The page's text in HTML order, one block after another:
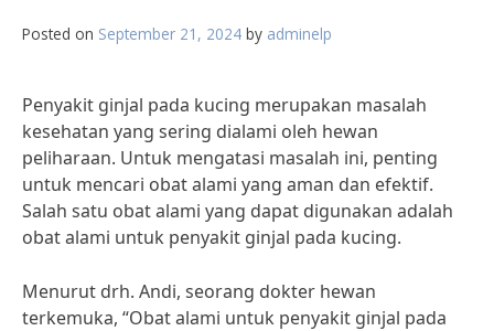
Posted on September 21, 2024 by adminelp
Penyakit ginjal pada kucing merupakan masalah
kesehatan yang sering dialami oleh hewan
peliharaan. Untuk mengatasi masalah ini, penting
untuk mencari obat alami yang aman dan efektif.
Salah satu obat alami yang dapat digunakan adalah
obat alami untuk penyakit ginjal pada kucing.
Menurut drh. Andi, seorang dokter hewan
terkemuka, “Obat alami untuk penyakit ginjal pada